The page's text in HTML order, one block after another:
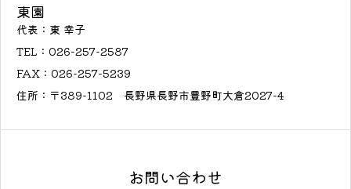
東園
代表：東 幸子
TEL：026-257-2587
FAX：026-257-5239
住所：〒389-1102 長野県長野市豊野町大倉2027-4
お問い合わせ